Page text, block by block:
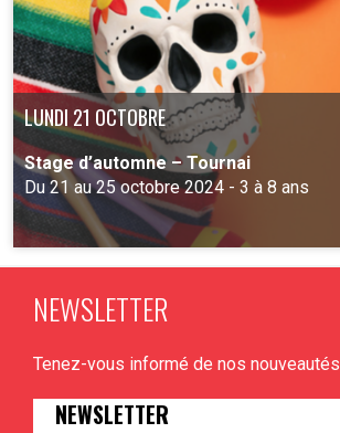
LUNDI 21 OCTOBRE
Stage d’automne – Tournai
Du 21 au 25 octobre 2024 - 3 à 8 ans
NEWSLETTER
Tenez-vous informé de nos nouveautés
NEWSLETTER